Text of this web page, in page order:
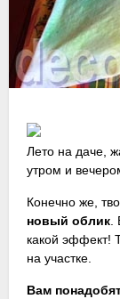
Лето на даче,
утром и
Конечно же,
новый облик
какой эффект!
на участке.
Вам